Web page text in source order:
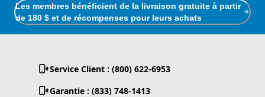
Les membres bénéficient de la livraison gratuite à partir
de 180 $ et de récompenses pour leurs achats
Service Client : (800) 622-6953
Garantie : (833) 748-1413